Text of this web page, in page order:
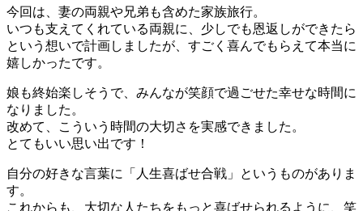
今回は、妻の両親や兄弟も含めた家族旅行。
いつも支えてくれている両親に、少しでも恩返しができたら
という想いで計画しましたが、すごく喜んでもらえて本当に
嬉しかったです。
娘も終始楽しそうで、みんなが笑顔で過ごせた幸せな時間に
なりました。
改めて、こういう時間の大切さを実感できました。
とてもいい思い出です！
自分の好きな言葉に「人生喜ばせ合戦」というものがありま
す。
これからも、大切な人たちをもっと喜ばせられるように、笑